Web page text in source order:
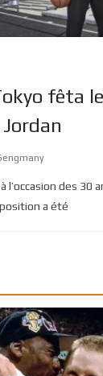
fêta
l’occasion des 30
a été